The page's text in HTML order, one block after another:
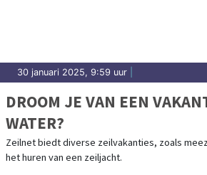
30 januari 2025, 9:59 uur
DROOM JE VAN EEN
WATER?
Zeilnet biedt diverse zeilvakanties, zoals
het huren van een zeiljacht.